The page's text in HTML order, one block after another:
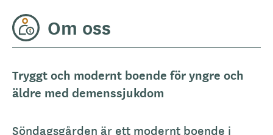
Om oss
Tryggt och modernt boende för yngre och
äldre med demenssjukdom
Söndagsgården är ett modernt boende i